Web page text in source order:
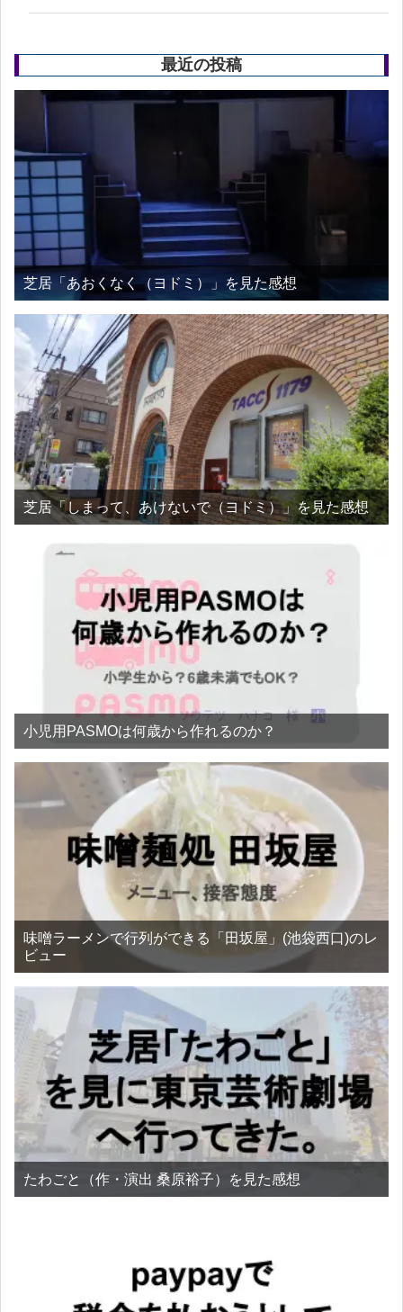
最近の投稿
芝居「あおくなく（ヨドミ）」を見た感想
芝居「しまって、あけないで（ヨドミ）」を見た感想
小児用PASMOは何歳から作れるのか？
味噌ラーメンで行列ができる「田坂屋」(池袋西口)のレ
ビュー
たわごと（作・演出 桑原裕子）を見た感想